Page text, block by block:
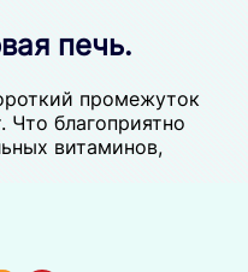
печь.
промежуток
Что благоприятно
витаминов,